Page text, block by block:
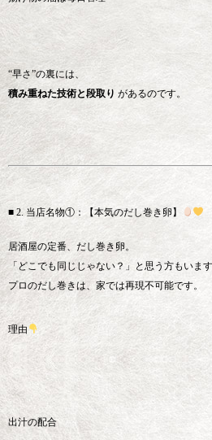
“早さ”の裏には、
積み重ねた技術と段取り があるのです。
■ 2. 当店名物①：【本気のだし巻き卵】
居酒屋の定番、だし巻き卵。
「どこでも同じじゃない？」と思う方もいま
プロのだし巻きは、家では再現不可能です。
理由
出汁の配合